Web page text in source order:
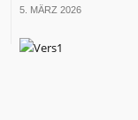
5. MÄRZ 2026